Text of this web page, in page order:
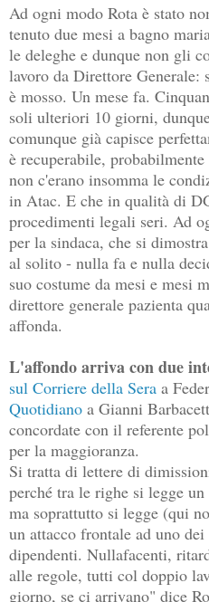
Ad ogni modo Rota è stato
tenuto due mesi a bagno
le deleghe e dunque non gli
lavoro da Direttore
è mosso. Un mese fa.
soli ulteriori 10 giorni,
comunque già capisce
è recuperabile,
non c'erano insomma le
in Atac. E che in qualità di
procedimenti legali seri. Ad
per la sindaca, che si
al solito - nulla fa e nulla
suo costume da mesi e mesi
direttore generale pazienta
affonda.
L'affondo arriva con due
sul Corriere della Sera a
Quotidiano a Gianni
concordate con il referente
per la maggioranza.
Si tratta di lettere di
perché tra le righe si legge
ma soprattutto si legge (qui
un attacco frontale ad uno
dipendenti. Nullafacenti,
alle regole, tutti col doppio
giorno, se ci arrivano" dice